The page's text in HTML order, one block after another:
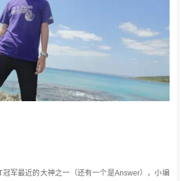
冠军最近的大神之一（还有一个是Answer），小编